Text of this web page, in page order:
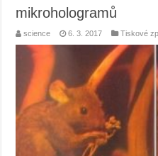
mikrohologramů
science 6. 3. 2017 Tiskové